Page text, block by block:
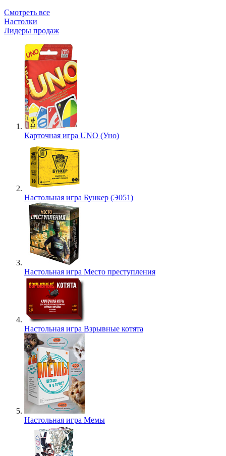
Смотреть все
Настолки
Лидеры продаж
Карточная игра UNO (Уно)
Настольная игра Бункер (Э051)
Настольная игра Место преступления
Настольная игра Взрывные котята
Настольная игра Мемы